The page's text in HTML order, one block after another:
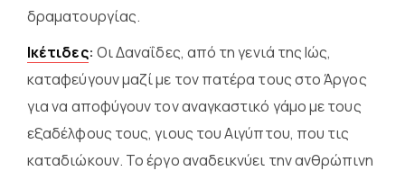
δραματουργίας.
Ικέτιδες: Οι Δαναΐδες, από τη γενιά της Ιώς,
καταφεύγουν μαζί με τον πατέρα τους στο Άργος
για να αποφύγουν τον αναγκαστικό γάμο με τους
εξαδέλφους τους, γιους του Αιγύπτου, που τις
καταδιώκουν. Το έργο αναδεικνύει την ανθρώπινη